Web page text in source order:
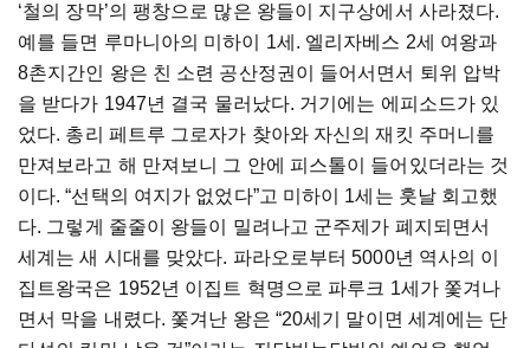
‘철의 장막’의 팽창으로 많은 왕들이 지구상에서 사라졌다.
예를 들면 루마니아의 미하이 1세. 엘리자베스 2세 여왕과
8촌지간인 왕은 친 소련 공산정권이 들어서면서 퇴위 압박
을 받다가 1947년 결국 물러났다. 거기에는 에피소드가 있
었다. 총리 페트루 그로자가 찾아와 자신의 재킷 주머니를
만져보라고 해 만져보니 그 안에 피스톨이 들어있더라는 것
이다. “선택의 여지가 없었다”고 미하이 1세는 훗날 회고했
다. 그렇게 줄줄이 왕들이 밀려나고 군주제가 폐지되면서
세계는 새 시대를 맞았다. 파라오로부터 5000년 역사의 이
집트왕국은 1952년 이집트 혁명으로 파루크 1세가 쫓겨나
면서 막을 내렸다. 쫓겨난 왕은 “20세기 말이면 세계에는 단